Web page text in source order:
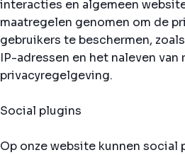
interacties en algemeen
maatregelen genomen om de
gebruikers te beschermen,
IP-adressen en het naleven van
privacyregelgeving.
Social plugins
Op onze website kunnen social